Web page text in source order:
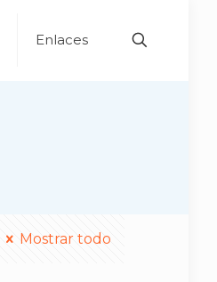
Enlaces
Mostrar todo